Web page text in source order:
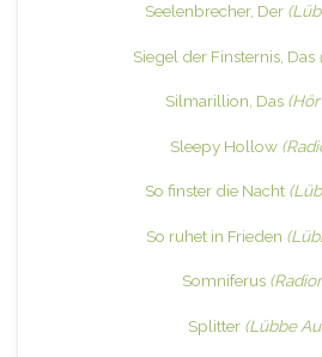
Seelenbrecher, Der
Siegel der Finsternis, Das
Silmarillion, Das
Sleepy Hollow
So finster die Nacht
So ruhet in Frieden
Somniferus
Splitter (Lübbe